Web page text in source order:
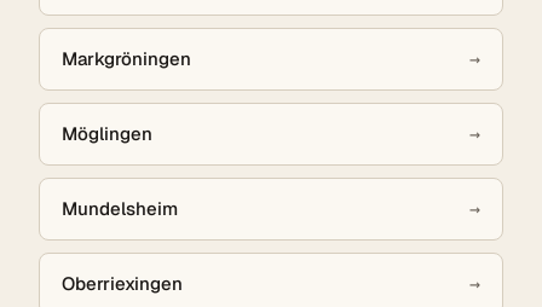
Markgröningen →
Möglingen →
Mundelsheim →
Oberriexingen →